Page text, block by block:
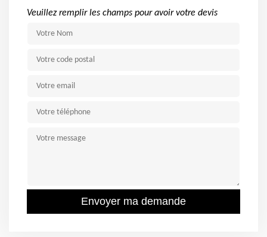
Veuillez remplir les champs pour avoir votre devis